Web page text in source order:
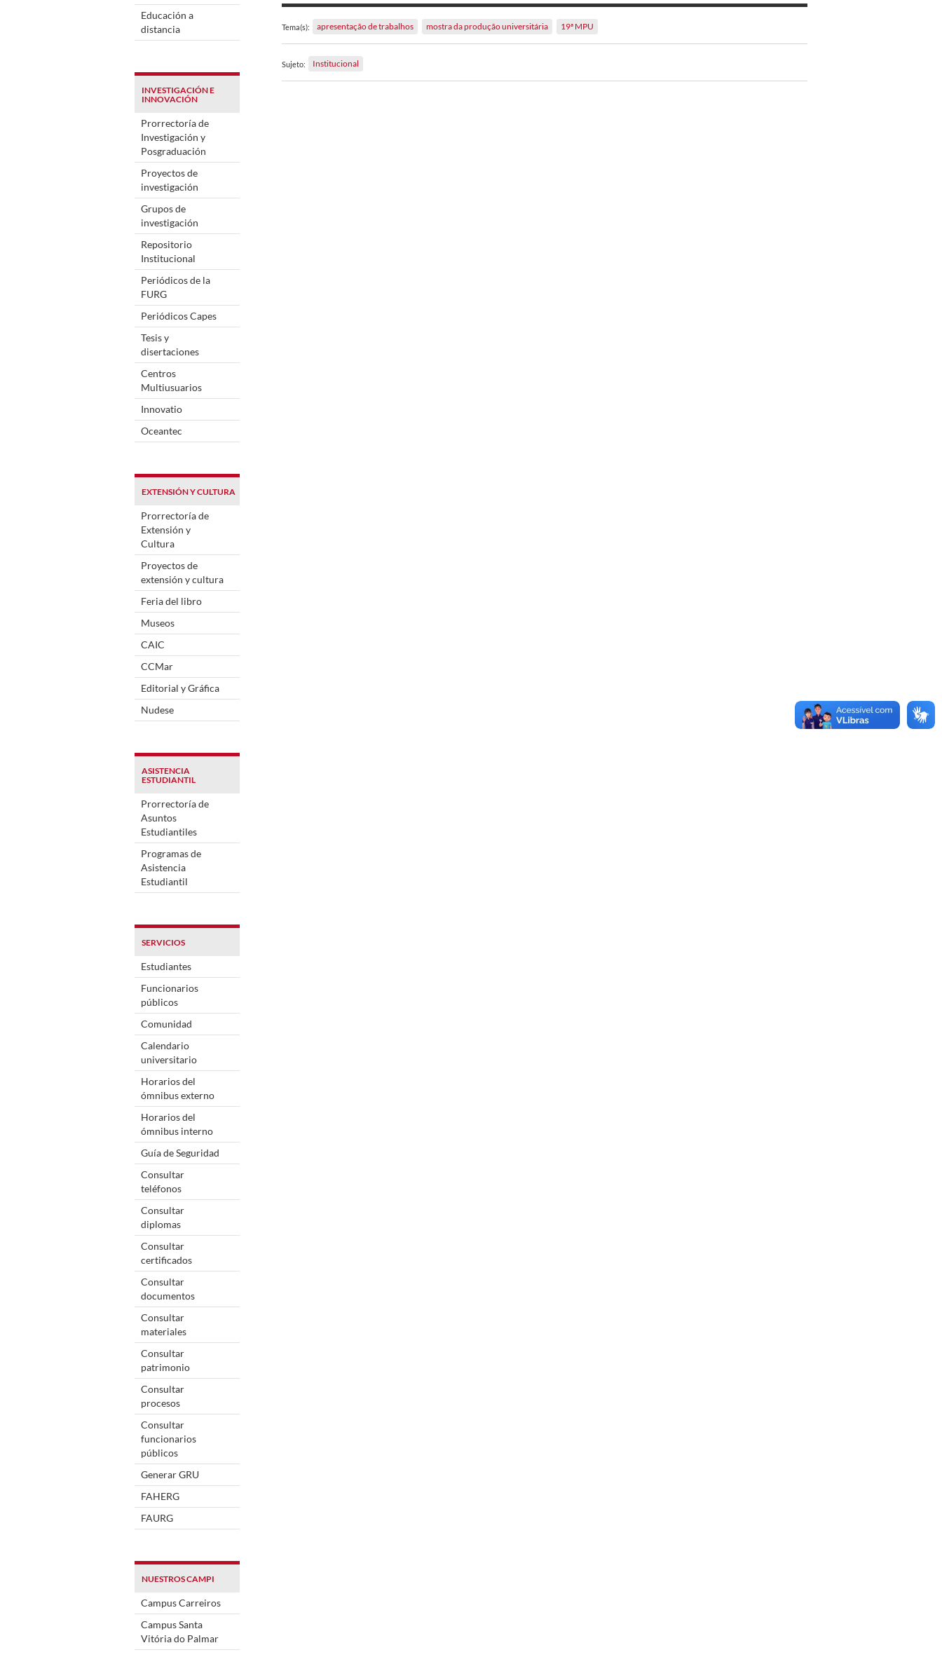
Educación a
distancia
INVESTIGACIÓN E
INNOVACIÓN
Prorrectoría de
Investigación y
Posgraduación
Proyectos de
investigación
Grupos de
investigación
Repositorio
Institucional
Periódicos de la
FURG
Periódicos Capes
Tesis y
disertaciones
Centros
Multiusuarios
Innovatio
Oceantec
EXTENSIÓN Y CULTURA
Prorrectoría de
Extensión y
Cultura
Proyectos de
extensión y cultura
Feria del libro
Museos
CAIC
CCMar
Editorial y Gráfica
Nudese
ASISTENCIA
ESTUDIANTIL
Prorrectoría de
Asuntos
Estudiantiles
Programas de
Asistencia
Estudiantil
SERVICIOS
Estudiantes
Funcionarios
públicos
Comunidad
Calendario
universitario
Horarios del
ómnibus externo
Horarios del
ómnibus interno
Guía de Seguridad
Consultar
teléfonos
Consultar
diplomas
Consultar
certificados
Consultar
documentos
Consultar
materiales
Consultar
patrimonio
Consultar
procesos
Consultar
funcionarios
públicos
Generar GRU
FAHERG
FAURG
NUESTROS CAMPI
Campus Carreiros
Campus Santa
Vitória do Palmar
Tema(s): apresentação de trabalhos mostra da produção universitária 19ª MPU
Sujeto: Institucional